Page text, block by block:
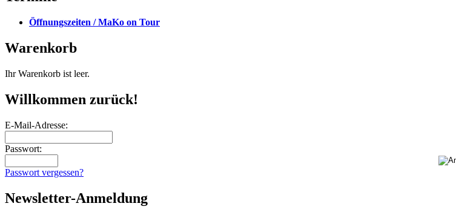
Öffnungszeiten / MaKo on Tour
Warenkorb
Ihr Warenkorb ist leer.
Willkommen zurück!
E-Mail-Adresse:
Passwort:
Passwort vergessen?
Newsletter-Anmeldung